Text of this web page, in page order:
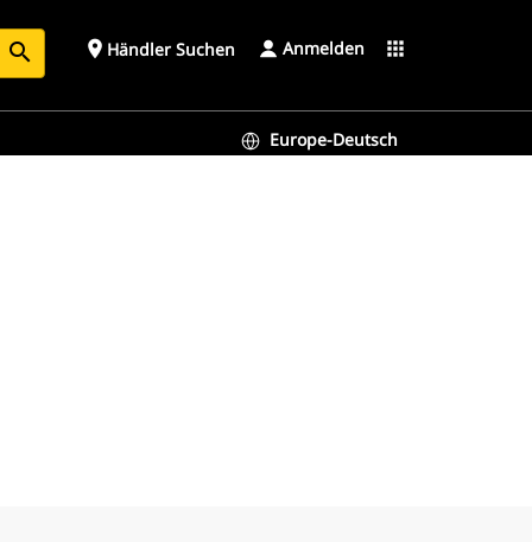
search place Händler Suchen Anmelden apps
Europe-Deutsch